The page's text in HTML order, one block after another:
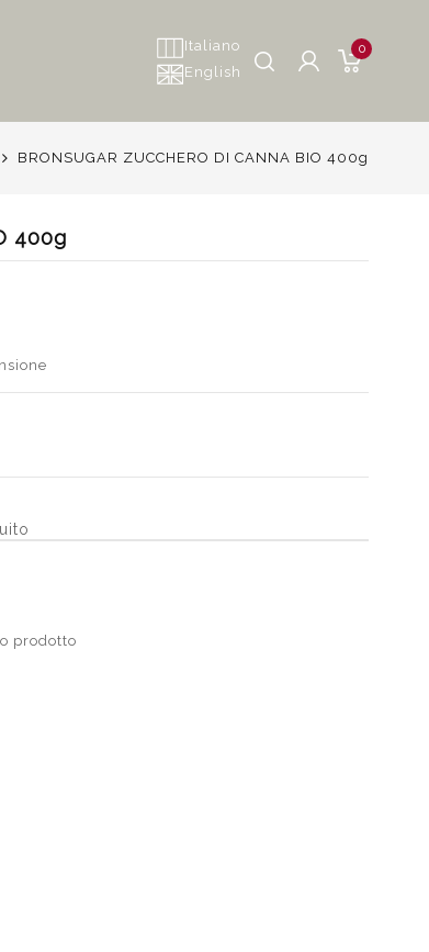
Italiano
English
0
BRONSUGAR ZUCCHERO DI CANNA BIO 400g
400g
prodotto